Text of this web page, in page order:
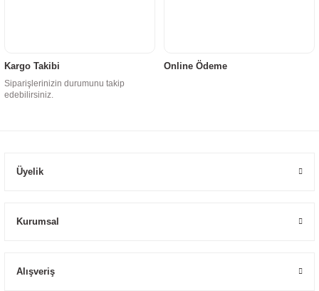
Kargo Takibi
Siparişlerinizin durumunu takip
edebilirsiniz.
Online Ödeme
Üyelik
Kurumsal
Alışveriş